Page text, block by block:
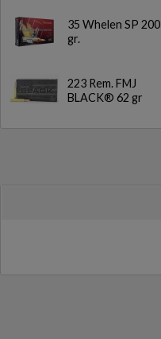
35 Whelen SP 200
gr.
223 Rem. FMJ
BLACK® 62 gr